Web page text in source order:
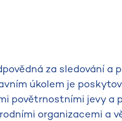
za sledování a
úkolem je
povětrnostními jevy a
organizacemi a